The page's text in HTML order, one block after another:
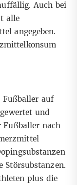
Auch bei
alle
angegeben.
Fußballer auf
und
Fußballer nach
Störsubstanzen.
plus die